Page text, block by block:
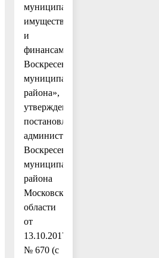
муниципальным
имуществом
и
финансами
Воскресенского
муниципального
района»,
утвержденную
постановлением
администрации
Воскресенского
муниципального
района
Московской
области
от
13.10.2017
№ 670 (с